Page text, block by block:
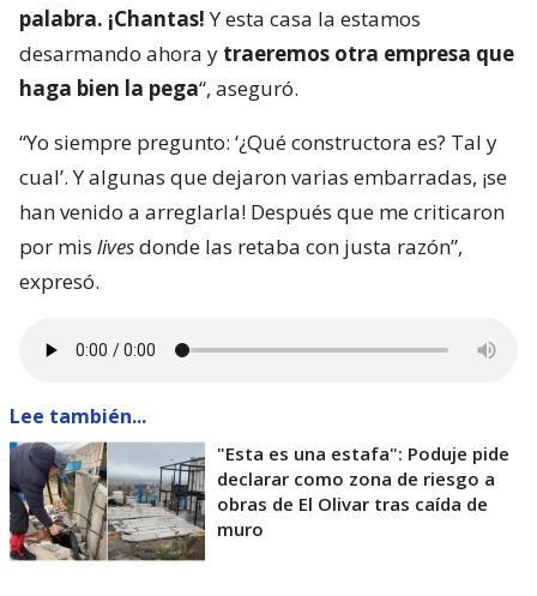
palabra. ¡Chantas!Y esta casa la estamos
desarmando ahora y traeremos otra empresa que
haga bien la pega“, aseguró.
“Yo siempre pregunto: ‘¿Qué constructora es? Tal y
cual’. Y algunas que dejaron varias embarradas, ¡se
han venido a arreglarla! Después que me criticaron
por mis livesdonde las retaba con justa razón”,
expresó.
Lee también...
"Esta es una estafa": Poduje pide
declarar como zona de riesgo a
obras de El Olivar tras caída de
muro